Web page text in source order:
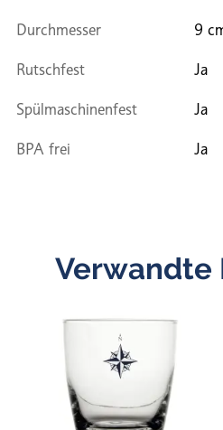
Durchmesser 9
Rutschfest Ja
Spülmaschinenfest Ja
BPA frei Ja
Verwandte